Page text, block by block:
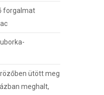
forgalmat
ütött meg
meghalt,